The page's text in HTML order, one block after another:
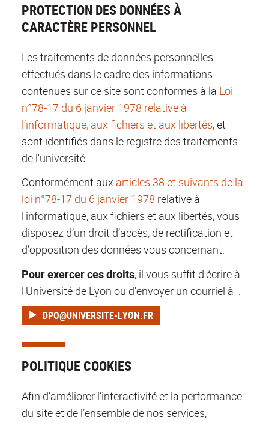
PROTECTION DES DONNÉES À
CARACTÈRE PERSONNEL
Les traitements de données personnelles
effectués dans le cadre des informations
contenues sur ce site sont conformes à la Loi
n°78-17 du 6 janvier 1978 relative à
l’informatique, aux fichiers et aux libertés, et
sont identifiés dans le registre des traitements
de l'université.
Conformément aux articles 38 et suivants de la
loi n°78-17 du 6 janvier 1978 relative à
l'informatique, aux fichiers et aux libertés, vous
disposez d’un droit d’accès, de rectification et
d’opposition des données vous concernant.
Pour exercer ces droits, il vous suffit d'écrire à
l'Université de Lyon ou d'envoyer un courriel à :
DPO@UNIVERSITE-LYON.FR
POLITIQUE COOKIES
Afin d’améliorer l’interactivité et la performance
du site et de l’ensemble de nos services,